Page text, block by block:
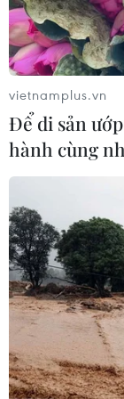
Phát hiện lỗ
trọng trên loạt
AI
06/08/2026 15:57
Thành lập Hội
xét tặng các
công nghệ
06/08/2026 14:19
Đến năm
nhất 4 công
06/08/2026 12:58
vietnamplus.vn
Để di sản
hành cùng